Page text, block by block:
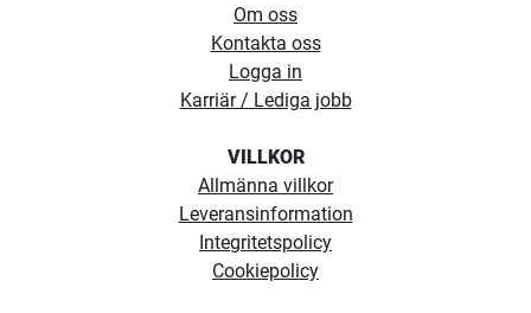
Om oss
Kontakta oss
Logga in
Karriär / Lediga jobb
VILLKOR
Allmänna villkor
Leveransinformation
Integritetspolicy
Cookiepolicy